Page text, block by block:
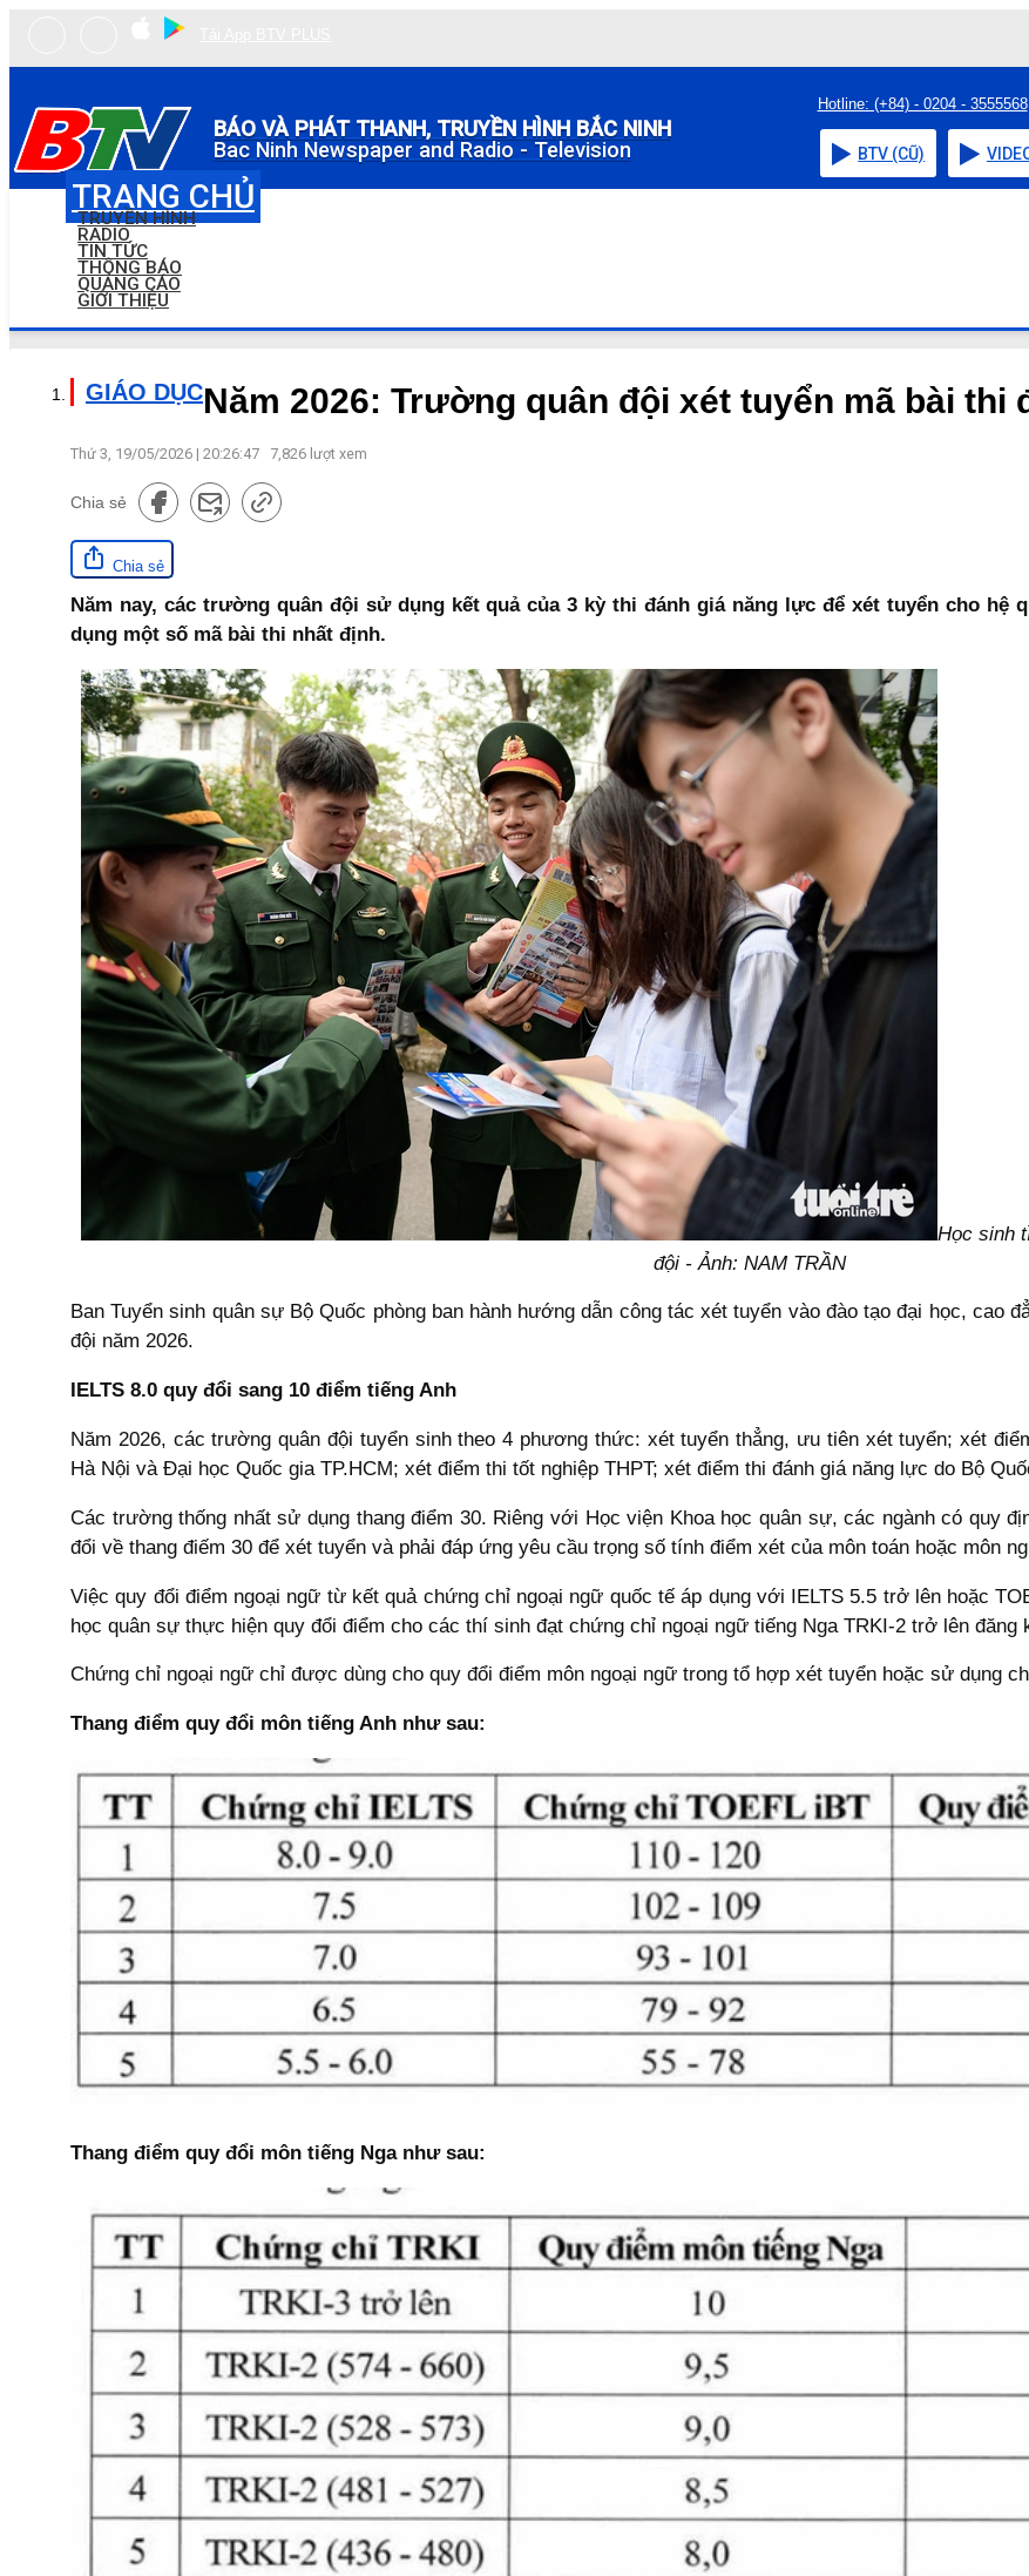
BÁO VÀ PHÁT THANH, TRUYỀN HÌNH BẮC NINH
Bac Ninh Newspaper and Radio - Television
Hotline: (+84) - 0204 - 3555568
BTV (CŨ)
TRANG CHỦ
TRUYỀN HÌNH
RADIO
TIN TỨC
THÔNG BÁO
QUẢNG CÁO
GIỚI THIỆU
GIÁO DỤCNăm 2026: Trường quân đội xét tuyển mã bài thi
Thứ 3, 19/05/2026 | 20:26:47 7,826 lượt xem
Chia sẻ
Chia sẻ
Năm nay, các trường quân đội sử dụng kết quả của 3 kỳ thi đánh giá năng lực để xét tuyển cho
dụng một số mã bài thi nhất định.
Học sinh
đội - Ảnh: NAM TRẦN
Ban Tuyển sinh quân sự Bộ Quốc phòng ban hành hướng dẫn công tác xét tuyển vào đào tạo đại học, cao
đội năm 2026.
IELTS 8.0 quy đổi sang 10 điểm tiếng Anh
Năm 2026, các trường quân đội tuyển sinh theo 4 phương thức: xét tuyển thẳng, ưu tiên xét tuyển; xét
Hà Nội và Đại học Quốc gia TP.HCM; xét điểm thi tốt nghiệp THPT; xét điểm thi đánh giá năng lực do Bộ
Các trường thống nhất sử dụng thang điểm 30. Riêng với Học viện Khoa học quân sự, các ngành có quy
đổi về thang điếm 30 để xét tuyển và phải đáp ứng yêu cầu trọng số tính điểm xét của môn toán hoặc môn
Việc quy đổi điểm ngoại ngữ từ kết quả chứng chỉ ngoại ngữ quốc tế áp dụng với IELTS 5.5 trở lên hoặc
học quân sự thực hiện quy đổi điểm cho các thí sinh đạt chứng chỉ ngoại ngữ tiếng Nga TRKI-2 trở lên đăng
Chứng chỉ ngoại ngữ chỉ được dùng cho quy đổi điểm môn ngoại ngữ trong tổ hợp xét tuyển hoặc sử dụng
Thang điểm quy đổi môn tiếng Anh như sau:
Thang điểm quy đổi môn tiếng Nga như sau: